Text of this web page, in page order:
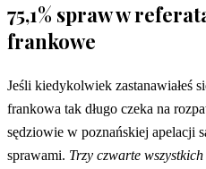
75,1% spraw w
frankowe
Jeśli kiedykolwiek zastanawiałeś
frankowa tak długo czeka na
sędziowie w poznańskiej apelacji
sprawami. Trzy czwarte